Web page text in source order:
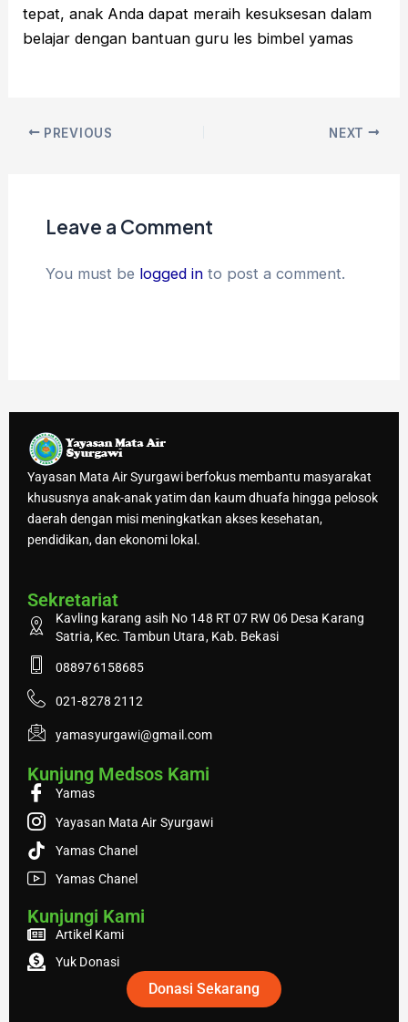
tepat, anak Anda dapat meraih kesuksesan dalam
belajar dengan bantuan guru les bimbel yamas
PREVIOUS NEXT
Leave a Comment
You must be logged into post a comment.
Yayasan Mata Air Syurgawi berfokus membantu masyarakat
khususnya anak-anak yatim dan kaum dhuafa hingga pelosok
daerah dengan misi meningkatkan akses kesehatan,
pendidikan, dan ekonomi lokal.
Sekretariat
Kavling karang asih No 148 RT 07 RW 06 Desa Karang
Satria, Kec. Tambun Utara, Kab. Bekasi
088976158685
021-8278 2112
yamasyurgawi@gmail.com
Kunjung Medsos Kami
Yamas
Yayasan Mata Air Syurgawi
Yamas Chanel
Yamas Chanel
Kunjungi Kami
Artikel Kami
Yuk Donasi
Donasi Sekarang